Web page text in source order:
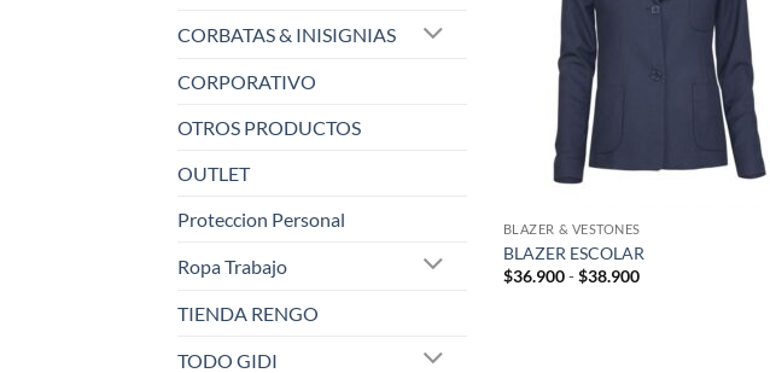
CORBATAS & INISIGNIAS
CORPORATIVO
OTROS PRODUCTOS
OUTLET
Proteccion Personal
Ropa Trabajo
TIENDA RENGO
TODO GIDI
BLAZER & VESTONES
BLAZER ESCOLAR
$36.900-$38.900Rango